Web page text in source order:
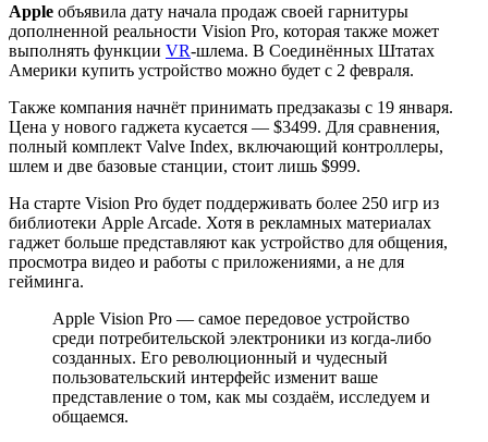
Apple объявила дату начала продаж своей гарнитуры
дополненной реальности Vision Pro, которая также может
выполнять функции VR-шлема. В Соединённых Штатах
Америки купить устройство можно будет с 2 февраля.
Также компания начнёт принимать предзаказы с 19 января.
Цена у нового гаджета кусается — $3499. Для сравнения,
полный комплект Valve Index, включающий контроллеры,
шлем и две базовые станции, стоит лишь $999.
На старте Vision Pro будет поддерживать более 250 игр из
библиотеки Apple Arcade. Хотя в рекламных материалах
гаджет больше представляют как устройство для общения,
просмотра видео и работы с приложениями, а не для
гейминга.
Apple Vision Pro — самое передовое устройство
среди потребительской электроники из когда-либо
созданных. Его революционный и чудесный
пользовательский интерфейс изменит ваше
представление о том, как мы создаём, исследуем и
общаемся.